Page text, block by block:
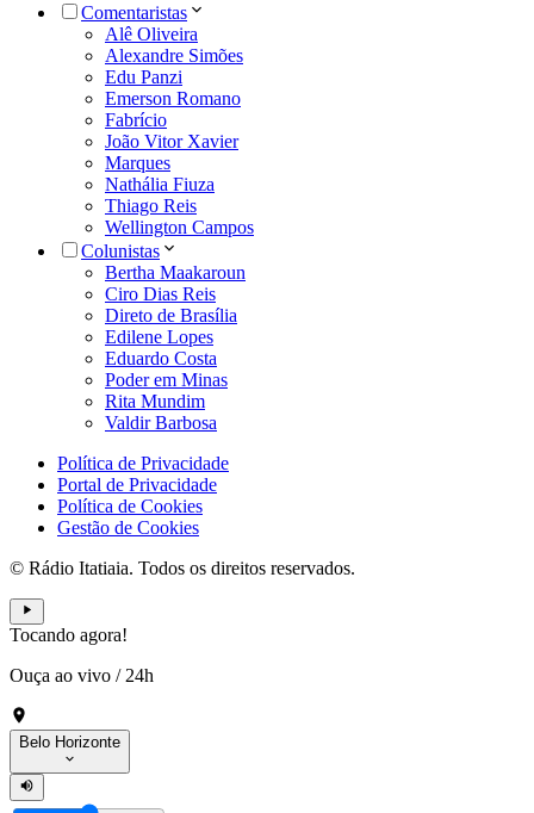
Comentaristas
Alê Oliveira
Alexandre Simões
Edu Panzi
Emerson Romano
Fabrício
João Vitor Xavier
Marques
Nathália Fiuza
Thiago Reis
Wellington Campos
Colunistas
Bertha Maakaroun
Ciro Dias Reis
Direto de Brasília
Edilene Lopes
Eduardo Costa
Poder em Minas
Rita Mundim
Valdir Barbosa
Política de Privacidade
Portal de Privacidade
Política de Cookies
Gestão de Cookies
© Rádio Itatiaia. Todos os direitos reservados.
Tocando agora!
Ouça ao vivo / 24h
Belo Horizonte